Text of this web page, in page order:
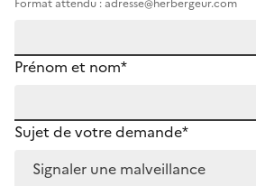
Prénom et nom*
Sujet de votre demande*